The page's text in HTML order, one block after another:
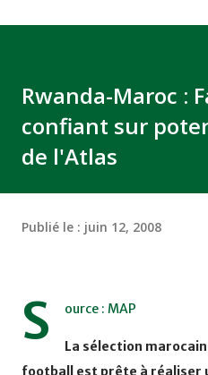
Rwanda-Maroc :
confiant sur
de l'Atlas
Publié le : juin 12, 2008
S ource : MAP
La sélection
football est prête à réaliser